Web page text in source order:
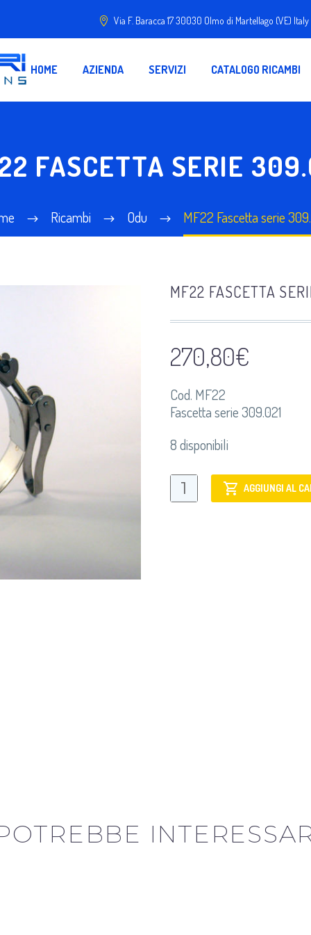
Via F. Baracca 17 30030 Olmo di Martellago (VE) Italy
HOME AZIENDA SERVIZI CATALOGO RICAMBI
FASCETTA SERIE
Ricambi Odu MF22 Fascetta serie
MF22 FASCETTA
270,80€
Cod. MF22
Fascetta serie 309.021
8 disponibili
MF22
Fascetta
AGGIUNGI AL